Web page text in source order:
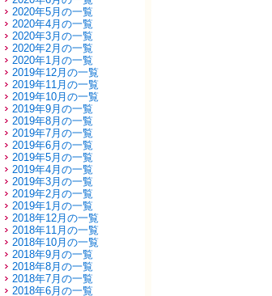
2020年5月の一覧
2020年4月の一覧
2020年3月の一覧
2020年2月の一覧
2020年1月の一覧
2019年12月の一覧
2019年11月の一覧
2019年10月の一覧
2019年9月の一覧
2019年8月の一覧
2019年7月の一覧
2019年6月の一覧
2019年5月の一覧
2019年4月の一覧
2019年3月の一覧
2019年2月の一覧
2019年1月の一覧
2018年12月の一覧
2018年11月の一覧
2018年10月の一覧
2018年9月の一覧
2018年8月の一覧
2018年7月の一覧
2018年6月の一覧